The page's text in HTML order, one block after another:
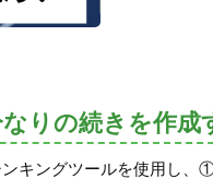
なりの続きを作成
キングツールを使用し、